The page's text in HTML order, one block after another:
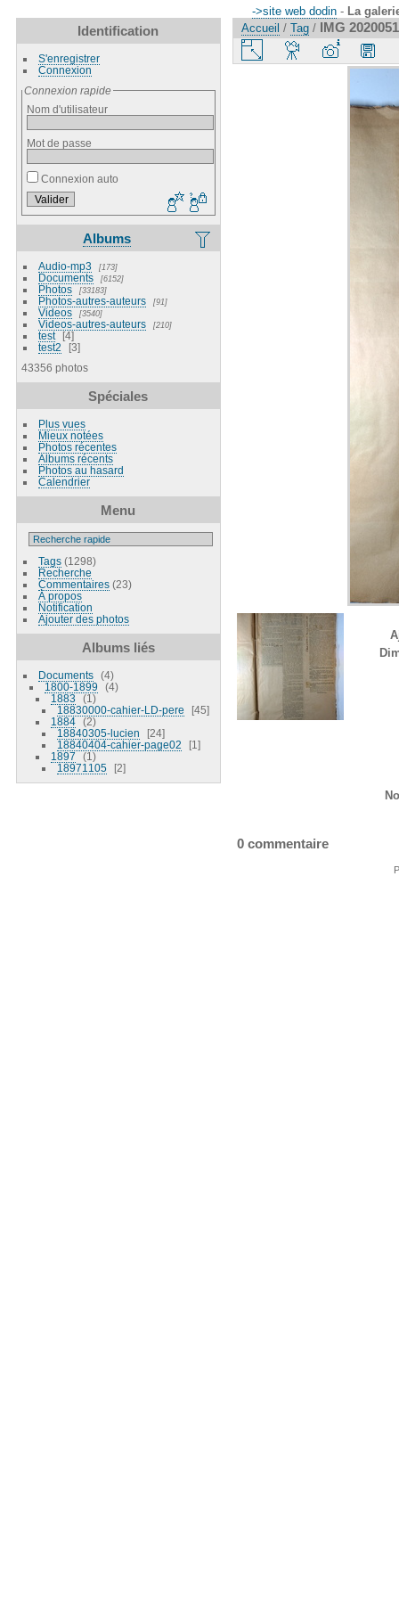
->site web dodin - La
Identification
S'enregistrer
Connexion
Connexion rapide
Nom d'utilisateur
Mot de passe
Connexion auto
Albums
Audio-mp3 173
Documents 6152
Photos 33183
Photos-autres-auteurs 91
Videos 3540
Videos-autres-auteurs 210
test
4
test2
3
43356 photos
Spéciales
Plus vues
Mieux notées
Photos récentes
Albums récents
Photos au hasard
Calendrier
Menu
Tags(1298)
Recherche
Commentaires(23)
À propos
Notification
Ajouter des photos
Albums liés
Documents
4
1800-1899
4
1883
1
18830000-cahier-LD-pere
45
1884
2
18840305-lucien
24
18840404-cahier-page02
1
1897
1
18971105
2
Accueil / Tag / IMG
0 commentaire